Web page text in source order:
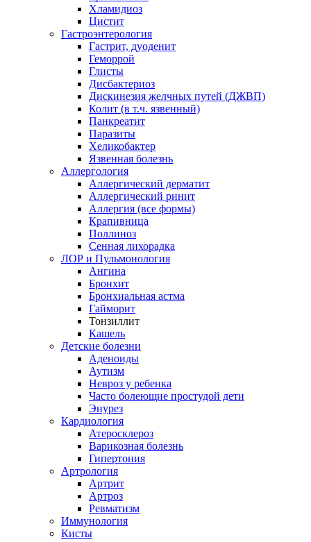
Хламидиоз
Цистит
Гастроэнтерология
Гастрит, дуоденит
Геморрой
Глисты
Дисбактериоз
Дискинезия желчных путей (ДЖВП)
Колит (в т.ч. язвенный)
Панкреатит
Паразиты
Хеликобактер
Язвенная болезнь
Аллергология
Аллергический дерматит
Аллергический ринит
Аллергия (все формы)
Крапивница
Поллиноз
Сенная лихорадка
ЛОР и Пульмонология
Ангина
Бронхит
Бронхиальная астма
Гайморит
Тонзиллит
Кашель
Детские болезни
Аденоиды
Аутизм
Невроз у ребенка
Часто болеющие простудой дети
Энурез
Кардиология
Атеросклероз
Варикозная болезнь
Гипертония
Артрология
Артрит
Артроз
Ревматизм
Иммунология
Кисты